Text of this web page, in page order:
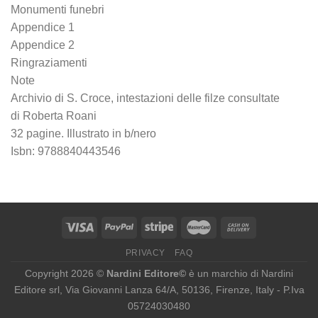
Monumenti funebri
Appendice 1
Appendice 2
Ringraziamenti
Note
Archivio di S. Croce, intestazioni delle filze consultate
di Roberta Roani
32 pagine. Illustrato in b/nero
Isbn: 9788840443546
PRIVACY FAQ
Copyright 2026 © Nardini Editore© è un marchio di Nardini
Editore srl, Via Giovanni Lanza 64/A, 50136, Firenze, Italy - P.Iva
05724030480